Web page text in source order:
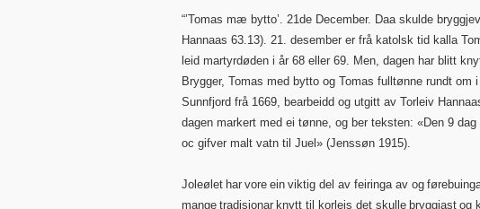
“’Tomas mæ bytto’. 21de December. Daa skulde
Hannaas 63.13). 21. desember er frå katolsk tid kalla
leid martyrdøden i år 68 eller 69. Men, dagen har blitt
Brygger, Tomas med bytto og Tomas fulltønne rundt
Sunnfjord frå 1669, bearbeidd og utgitt av Torleiv
dagen markert med ei tønne, og ber teksten: «Den 9
oc gifver malt vatn til Juel» (Jenssøn 1915).
Joleølet har vore ein viktig del av feiringa av og
mange tradisjonar knytt til korleis det skulle bryggjast